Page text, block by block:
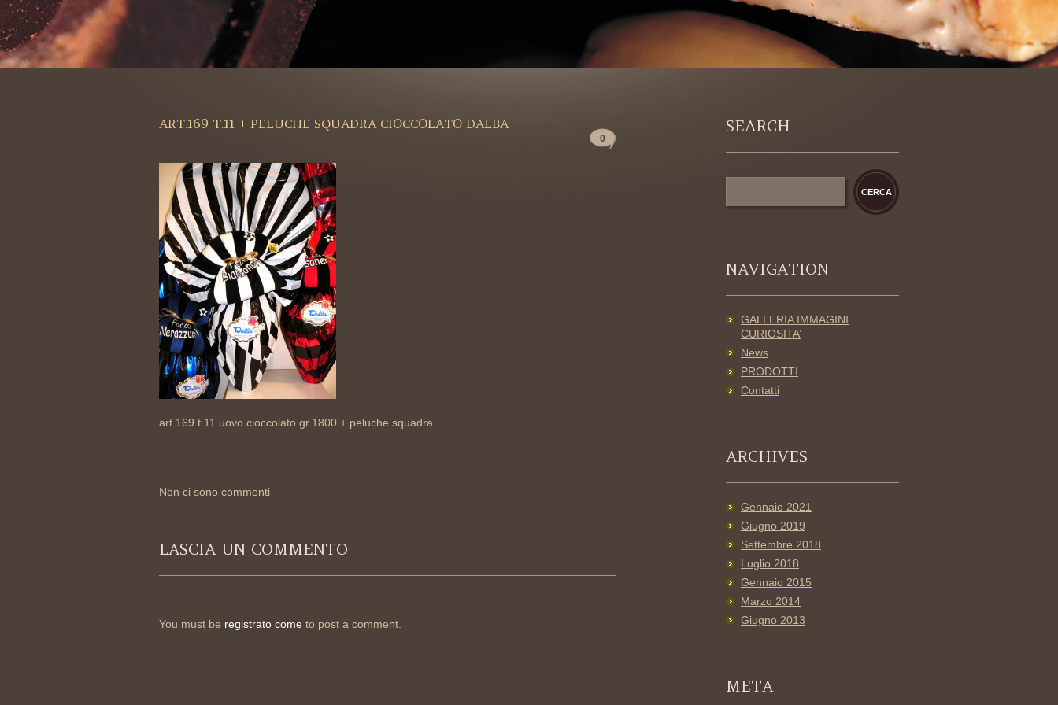
0
ART.169 T.11 + PELUCHE SQUADRA CIOCCOLATO DALBA
art.169 t.11 uovo cioccolato gr.1800 + peluche squadra
Non ci sono commenti
LASCIA UN COMMENTO
You must be registrato come to post a comment.
SEARCH
NAVIGATION
GALLERIA IMMAGINI
CURIOSITA’
News
PRODOTTI
Contatti
ARCHIVES
Gennaio 2021
Giugno 2019
Settembre 2018
Luglio 2018
Gennaio 2015
Marzo 2014
Giugno 2013
META